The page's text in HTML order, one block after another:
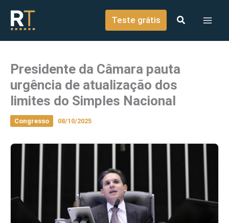
conteúdo
Teste grátis
Presidente da Câmara pauta
urgência de atualização dos
limites do Simples Nacional
Congresso 08/10/2025